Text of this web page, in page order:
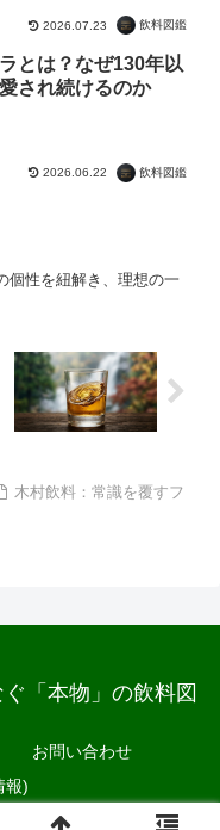
2026.07.23 飲料図鑑
とは？なぜ130年以
され続けるのか
2026.06.22 飲料図鑑
個性を紐解き、理想の一
木村飲料：常識を覆すフ
「本物」の飲料図
お問い合わせ
報)